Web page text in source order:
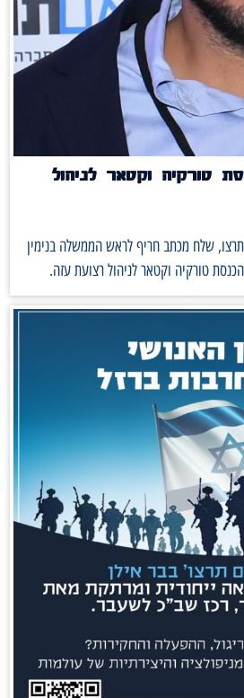
טורקיה וקטאר לניהול
שלח מכתב חריף לראש הממשלה בנימין
טורקיה וקטאר לניהול רצועת עזה.